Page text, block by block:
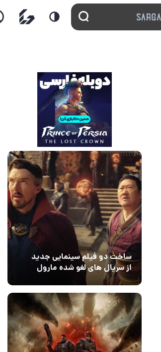
14 مرداد 1405
ساخت دو فیلم سینمایی جدید
از سریال های لغو شده مارول
۰